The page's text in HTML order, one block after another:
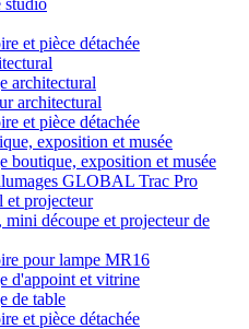
studio
et pièce détachée
architectural
architectural
et pièce détachée
exposition et musée
boutique, exposition et musée
GLOBAL Trac Pro
et projecteur
mini découpe et projecteur de
pour lampe MR16
d'appoint et vitrine
de table
et pièce détachée